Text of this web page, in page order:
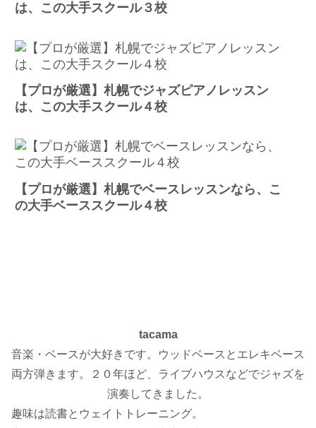
は、この大手スクール３校
【プロが厳選】札幌でジャズピアノレッスン
は、この大手スクール４校
【プロが厳選】札幌でベースレッスンなら、こ
の大手ベーススクール４校
tacama
音楽・ベースが大好きです。ウッドベースとエレキベース
両方弾きます。２０年ほど、ライブハウスなどでジャズを
演奏してきました。
趣味は読書とウェイトトレーニング。